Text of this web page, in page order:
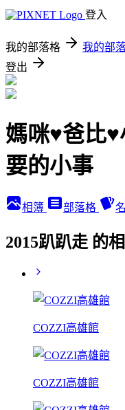
登入
我的部落格 我的部
登出
媽咪♥爸比
要的小事
相簿 部落格
2015趴趴走 的
COZZI高雄館
COZZI高雄館